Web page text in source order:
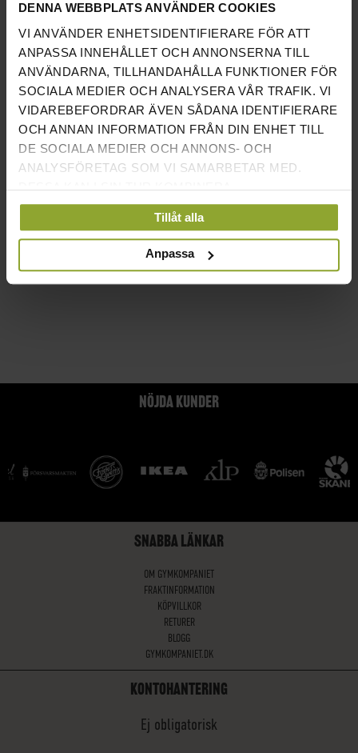
DENNA WEBBPLATS ANVÄNDER COOKIES
VI ANVÄNDER ENHETSIDENTIFIERARE FÖR ATT
ANPASSA INNEHÅLLET OCH ANNONSERNA TILL
ANVÄNDARNA, TILLHANDAHÅLLA FUNKTIONER FÖR
SOCIALA MEDIER OCH ANALYSERA VÅR TRAFIK. VI
VIDAREBEFORDRAR ÄVEN SÅDANA IDENTIFIERARE
OCH ANNAN INFORMATION FRÅN DIN ENHET TILL
DE SOCIALA MEDIER OCH ANNONS- OCH
ANALYSFÖRETAG SOM VI SAMARBETAR MED.
DESSA KAN I SIN TUR KOMBINERA
INFORMATIONEN MED ANNAN INFORMATION SOM
DU HAR TILLHANDAHÅLLIT ELLER SOM DE HAR
SAMLAT IN NÄR DU HAR ANVÄNT DERAS
Tillåt alla
Anpassa
CONVENDUM - FÖRETAGSGYM
NÖJDA KUNDER
SNABBA LÄNKAR
OM GYMKOMPANIET
FRAKTINFORMATION
KÖPVILLKOR
RETURER
BLOGG
GYMKOMPANIET.DK
KONTOHANTERING
Ej obligatorisk